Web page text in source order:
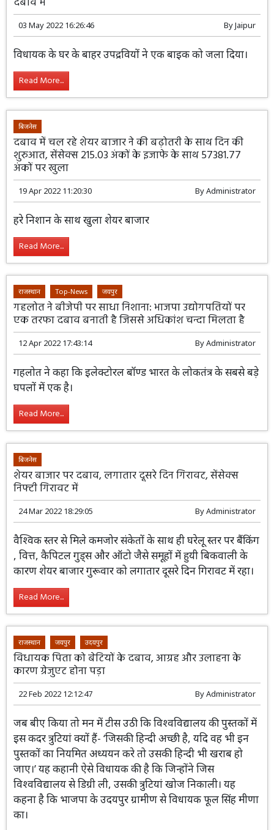
03 May 2022 16:26:46 ByJaipur
विधायक के घर के बाहर उपद्रवियों ने एक बाइक को जला दिया।
Read More...
बिजनेस
दबाव में चल रहे शेयर बाजार ने की बढ़ोतरी के साथ दिन की
शुरुआत, सेंसेक्स 215.03 अंकों के इजाफे के साथ 57381.77
अंकों पर खुला
19 Apr 2022 11:20:30 ByAdministrator
हरे निशान के साथ खुला शेयर बाजार
Read More...
राजस्थान Top-News जयपुर
गहलोत ने बीजेपी पर साधा निशाना: भाजपा उद्योगपतियों पर
एक तरफा दबाव बनाती है जिससे अधिकांश चन्दा मिलता है
12 Apr 2022 17:43:14 ByAdministrator
गहलोत ने कहा कि इलेक्टोरल बॉण्ड भारत के लोकतंत्र के सबसे बड़े
घपलों में एक है।
Read More...
बिजनेस
शेयर बाजार पर दबाव, लगातार दूसरे दिन गिरावट, सेंसेक्स
निफ्टी गिरावट में
24 Mar 2022 18:29:05 ByAdministrator
वैश्विक स्तर से मिले कमजोर संकेतों के साथ ही घरेलू स्तर पर बैंकिंग
, वित्त, कैपिटल गुड्स और ऑटो जैसे समूहों में हुयी बिकवाली के
कारण शेयर बाजार गुरूवार को लगातार दूसरे दिन गिरावट में रहा।
Read More...
राजस्थान जयपुर उदयपुर
विधायक पिता को बेटियों के दबाव, आग्रह और उलाहना के
कारण ग्रेजुएट होना पड़ा
22 Feb 2022 12:12:47 ByAdministrator
जब बीए किया तो मन में टीस उठी कि विश्वविद्यालय की पुस्तकों में
इस कदर त्रुटियां क्यों हैं- ‘जिसकी हिन्दी अच्छी है, यदि वह भी इन
पुस्तकों का नियमित अध्ययन करे तो उसकी हिन्दी भी खराब हो
जाए।’ यह कहानी ऐसे विधायक की है कि जिन्होंने जिस
विश्वविद्यालय से डिग्री ली, उसकी त्रुटियां खोज निकाली। यह
कहना है कि भाजपा के उदयपुर ग्रामीण से विधायक फूल सिंह मीणा
का।